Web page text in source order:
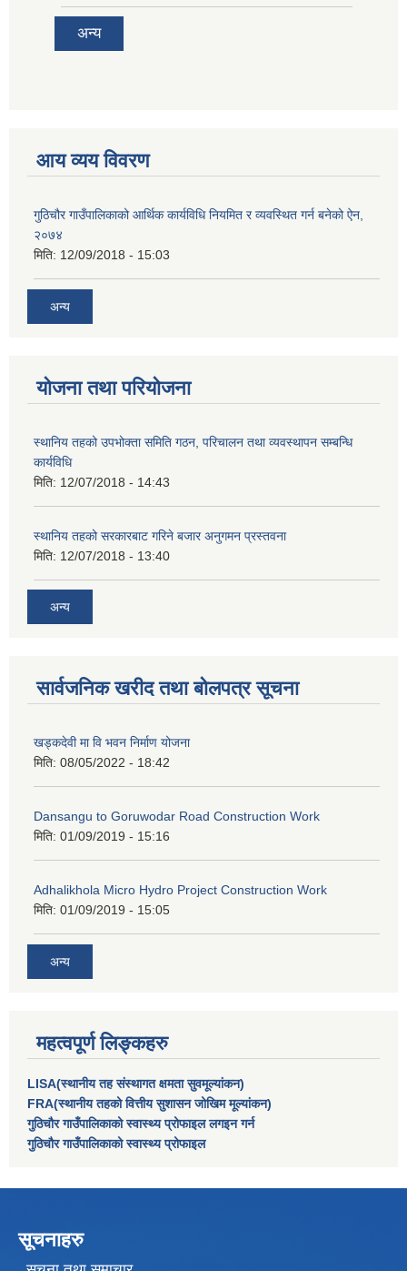
अन्य
आय व्यय विवरण
गुठिचौर गाउँपालिकाको आर्थिक कार्यविधि नियमित र व्यवस्थित गर्न बनेको ऐन,
२०७४
मिति: 12/09/2018 - 15:03
अन्य
योजना तथा परियोजना
स्थानिय तहको उपभोक्ता समिति गठन, परिचालन तथा व्यवस्थापन सम्बन्धि
कार्यविधि
मिति: 12/07/2018 - 14:43
स्थानिय तहको सरकारबाट गरिने बजार अनुगमन प्रस्तवना
मिति: 12/07/2018 - 13:40
अन्य
सार्वजनिक खरीद तथा बोलपत्र सूचना
खड्कदेवी मा वि भवन निर्माण योजना
मिति: 08/05/2022 - 18:42
Dansangu to Goruwodar Road Construction Work
मिति: 01/09/2019 - 15:16
Adhalikhola Micro Hydro Project Construction Work
मिति: 01/09/2019 - 15:05
अन्य
महत्वपूर्ण लिङ्कहरु
LISA(स्थानीय तह संस्थागत क्षमता सुवमूल्यांकन)
FRA(स्थानीय तहको वित्तीय सुशासन जोखिम मूल्यांकन)
गुठिचौर गाउँपालिकाको स्वास्थ्य प्रोफाइल लगइन गर्न
गुठिचौर गाउँपालिकाको स्वास्थ्य प्रोफाइल
सूचनाहरु